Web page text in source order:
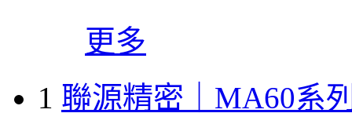
更多
1 聯源精密｜MA60系